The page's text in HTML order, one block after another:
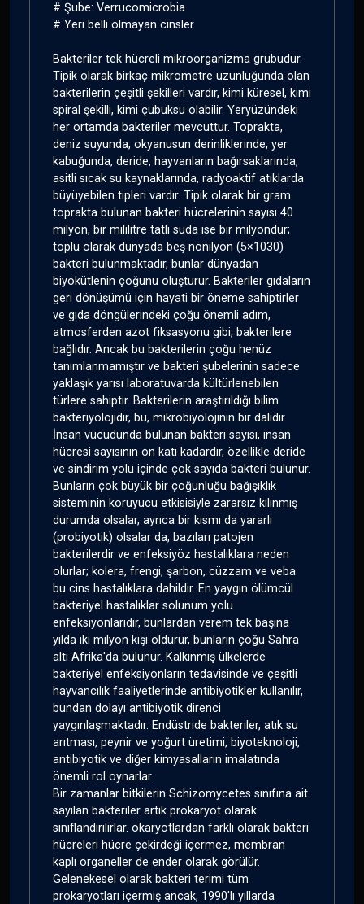
# Şube: Verrucomicrobia
# Yeri belli olmayan cinsler
Bakteriler tek hücreli mikroorganizma grubudur.
Tipik olarak birkaç mikrometre uzunluğunda olan
bakterilerin çeşitli şekilleri vardır, kimi küresel, kimi
spiral şekilli, kimi çubuksu olabilir. Yeryüzündeki
her ortamda bakteriler mevcuttur. Toprakta,
deniz suyunda, okyanusun derinliklerinde, yer
kabuğunda, deride, hayvanların bağırsaklarında,
asitli sıcak su kaynaklarında, radyoaktif atıklarda
büyüyebilen tipleri vardır. Tipik olarak bir gram
toprakta bulunan bakteri hücrelerinin sayısı 40
milyon, bir mililitre tatlı suda ise bir milyondur;
toplu olarak dünyada beş nonilyon (5×1030)
bakteri bulunmaktadır, bunlar dünyadan
biyokütlenin çoğunu oluşturur. Bakteriler gıdaların
geri dönüşümü için hayati bir öneme sahiptirler
ve gıda döngülerindeki çoğu önemli adım,
atmosferden azot fiksasyonu gibi, bakterilere
bağlıdır. Ancak bu bakterilerin çoğu henüz
tanımlanmamıştır ve bakteri şubelerinin sadece
yaklaşık yarısı laboratuvarda kültürlenebilen
türlere sahiptir. Bakterilerin araştırıldığı bilim
bakteriyolojidir, bu, mikrobiyolojinin bir dalıdır.
İnsan vücudunda bulunan bakteri sayısı, insan
hücresi sayısının on katı kadardır, özellikle deride
ve sindirim yolu içinde çok sayıda bakteri bulunur.
Bunların çok büyük bir çoğunluğu bağışıklık
sisteminin koruyucu etkisisiyle zararsız kılınmış
durumda olsalar, ayrıca bir kısmı da yararlı
(probiyotik) olsalar da, bazıları patojen
bakterilerdir ve enfeksiyöz hastalıklara neden
olurlar; kolera, frengi, şarbon, cüzzam ve veba
bu cins hastalıklara dahildir. En yaygın ölümcül
bakteriyel hastalıklar solunum yolu
enfeksiyonlarıdır, bunlardan verem tek başına
yılda iki milyon kişi öldürür, bunların çoğu Sahra
altı Afrika'da bulunur. Kalkınmış ülkelerde
bakteriyel enfeksiyonların tedavisinde ve çeşitli
hayvancılık faaliyetlerinde antibiyotikler kullanılır,
bundan dolayı antibiyotik direnci
yaygınlaşmaktadır. Endüstride bakteriler, atık su
arıtması, peynir ve yoğurt üretimi, biyoteknoloji,
antibiyotik ve diğer kimyasalların imalatında
önemli rol oynarlar.
Bir zamanlar bitkilerin Schizomycetes sınıfına ait
sayılan bakteriler artık prokaryot olarak
sınıflandırılırlar. ökaryotlardan farklı olarak bakteri
hücreleri hücre çekirdeği içermez, membran
kaplı organeller de ender olarak görülür.
Gelenekesel olarak bakteri terimi tüm
prokaryotları içermiş ancak, 1990'lı yıllarda